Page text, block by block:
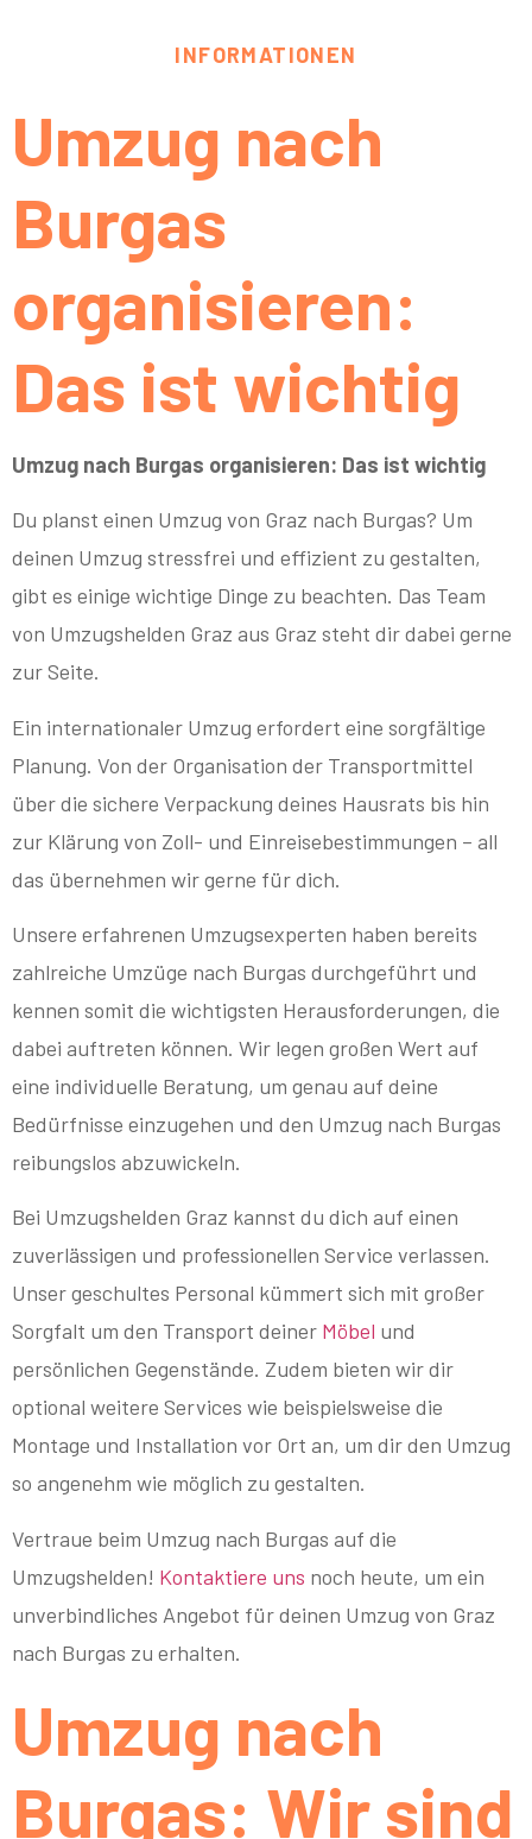
INFORMATIONEN
Umzug nach
Burgas
organisieren:
Das ist wichtig
Umzug nach Burgas organisieren: Das ist wichtig
Du planst einen Umzug von Graz nach Burgas? Um
deinen Umzug stressfrei und effizient zu gestalten,
gibt es einige wichtige Dinge zu beachten. Das Team
von Umzugshelden Graz aus Graz steht dir dabei gerne
zur Seite.
Ein internationaler Umzug erfordert eine sorgfältige
Planung. Von der Organisation der Transportmittel
über die sichere Verpackung deines Hausrats bis hin
zur Klärung von Zoll- und Einreisebestimmungen – all
das übernehmen wir gerne für dich.
Unsere erfahrenen Umzugsexperten haben bereits
zahlreiche Umzüge nach Burgas durchgeführt und
kennen somit die wichtigsten Herausforderungen, die
dabei auftreten können. Wir legen großen Wert auf
eine individuelle Beratung, um genau auf deine
Bedürfnisse einzugehen und den Umzug nach Burgas
reibungslos abzuwickeln.
Bei Umzugshelden Graz kannst du dich auf einen
zuverlässigen und professionellen Service verlassen.
Unser geschultes Personal kümmert sich mit großer
Sorgfalt um den Transport deiner Möbel und
persönlichen Gegenstände. Zudem bieten wir dir
optional weitere Services wie beispielsweise die
Montage und Installation vor Ort an, um dir den Umzug
so angenehm wie möglich zu gestalten.
Vertraue beim Umzug nach Burgas auf die
Umzugshelden! Kontaktiere uns noch heute, um ein
unverbindliches Angebot für deinen Umzug von Graz
nach Burgas zu erhalten.
Umzug nach
Burgas: Wir sind